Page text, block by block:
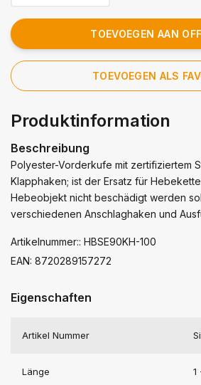
TOEVOEGEN AAN
TOEVOEGEN ALS
Produktinformation
Beschreibung
Polyester-Vorderkufe mit zertifiziertem
Klapphaken; ist der Ersatz für
Hebeobjekt nicht beschädigt werden
verschiedenen Anschlaghaken und
Artikelnummer:: HBSE90KH-100
EAN: 8720289157272
Eigenschaften
Artikel Nummer
Länge 1